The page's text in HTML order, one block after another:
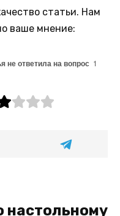
статьи. Нам
ваше мнение:
не ответила на вопрос 1
настольному